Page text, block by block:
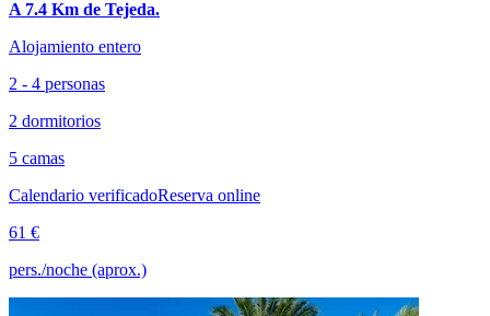
A 7.4 Km de Tejeda.
Alojamiento entero
2 - 4 personas
2 dormitorios
5 camas
Calendario verificadoReserva online
61 €
pers./noche (aprox.)